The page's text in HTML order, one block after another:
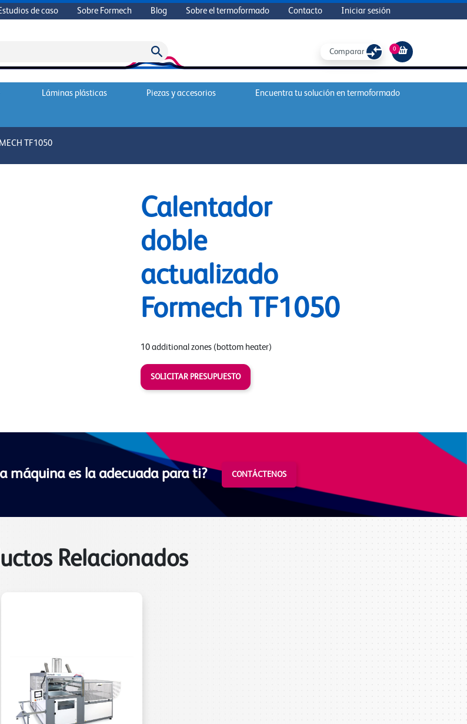
de caso Sobre Formech Blog Sobre el termoformado Contacto Iniciar sesión
Comparar 0
Láminas plásticas Piezas y accesorios Encuentra tu solución en termoformado
TF1050
Calentador
doble
actualizado
Formech TF1050
10 additional zones (bottom heater)
SOLICITAR PRESUPUESTO
máquina es la adecuada para ti? CONTÁCTENOS
Relacionados